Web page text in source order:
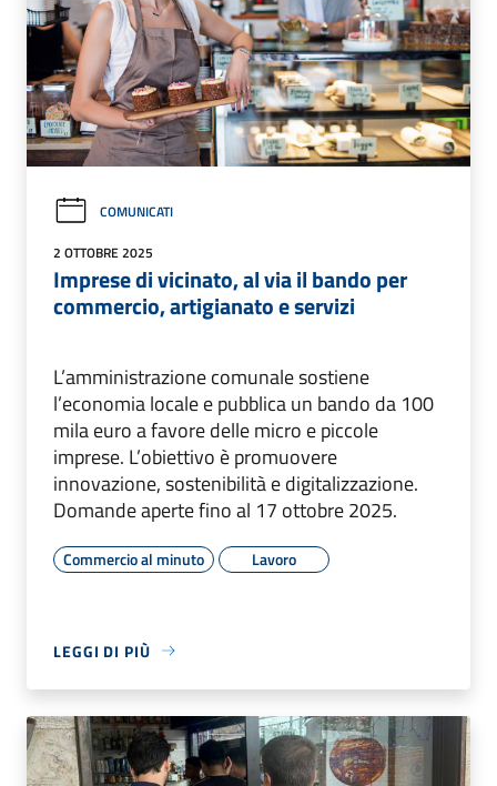
COMUNICATI
2 OTTOBRE 2025
Imprese di vicinato, al via il bando per
commercio, artigianato e servizi
L’amministrazione comunale sostiene
l’economia locale e pubblica un bando da 100
mila euro a favore delle micro e piccole
imprese. L’obiettivo è promuovere
innovazione, sostenibilità e digitalizzazione.
Domande aperte fino al 17 ottobre 2025.
Commercio al minuto Lavoro
LEGGI DI PIÙ